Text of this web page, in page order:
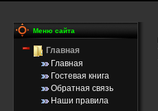
Меню сайта
Главная
Главная
Гостевая книга
Обратная связь
Наши правила